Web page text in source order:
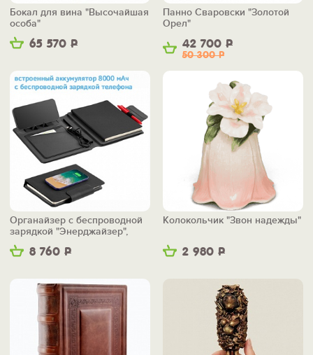
65 570 Р
Бокал для вина "Высочайшая
особа"
42 700 Р
50 300Р
Панно Сваровски "Золотой
Орел"
8 760 Р
Органайзер с беспроводной
зарядкой "Энерджайзер",
вер.2
2 980 Р
Колокольчик "Звон надежды"